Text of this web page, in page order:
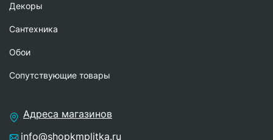
Декоры
Сантехника
Обои
Сопутствующие товары
Адреса магазинов
info@shopkmplitka.ru